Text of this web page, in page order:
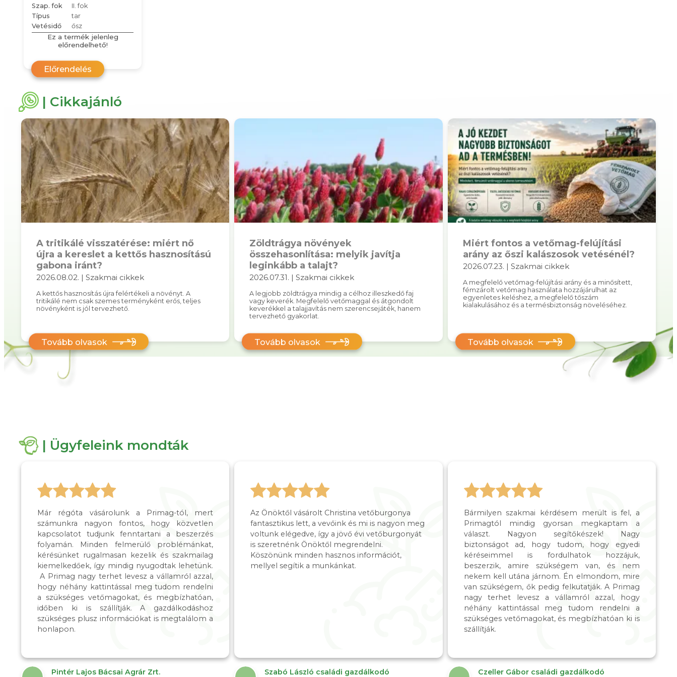
Szap. fok
II. fok
Típus
tar
Vetésidő
ősz
Ez a termék jelenleg
előrendelhető!
Előrendelés
| Cikkajánló
A tritikálé visszatérése: miért nő
újra a kereslet a kettős hasznosítású
gabona iránt?
2026.08.02. | Szakmai cikkek
A kettős hasznosítás újra felértékeli a növényt. A
tritikálé nem csak szemes terményként erős, teljes
növényként is jól tervezhető.
Tovább olvasok
Zöldtrágya növények
összehasonlítása: melyik javítja
leginkább a talajt?
2026.07.31. | Szakmai cikkek
A legjobb zöldtrágya mindig a célhoz illeszkedő faj
vagy keverék. Megfelelő vetőmaggal és átgondolt
keverékkel a talajjavítás nem szerencsejáték, hanem
tervezhető gyakorlat.
Tovább olvasok
Miért fontos a vetőmag-felújítási
arány az őszi kalászosok vetésénél?
2026.07.23. | Szakmai cikkek
A megfelelő vetőmag-felújítási arány és a minősített,
fémzárolt vetőmag használata hozzájárulhat az
egyenletes keléshez, a megfelelő tőszám
kialakulásához és a termésbiztonság növeléséhez.
Tovább olvasok
| Ügyfeleink mondták
Már régóta vásárolunk a Primag-tól, mert
számunkra nagyon fontos, hogy közvetlen
kapcsolatot tudjunk fenntartani a beszerzés
folyamán. Minden felmerülő problémánkat,
kérésünket rugalmasan kezelik és szakmailag
kiemelkedőek, így mindig nyugodtak lehetünk.
A Primag nagy terhet levesz a vállamról azzal,
hogy néhány kattintással meg tudom rendelni
a szükséges vetőmagokat, és megbízhatóan,
időben ki is szállítják. A gazdálkodáshoz
szükséges plusz információkat is megtalálom a
honlapon.
Pintér Lajos Bácsai Agrár Zrt.
Az Önöktől vásárolt Christina vetőburgonya
fantasztikus lett, a vevőink és mi is nagyon meg
voltunk elégedve, így a jövő évi vetőburgonyát
is szeretnénk Önöktől megrendelni.
Köszönünk minden hasznos információt,
mellyel segítik a munkánkat.
Szabó László családi gazdálkodó
Bármilyen szakmai kérdésem merült is fel, a
Primagtól mindig gyorsan megkaptam a
választ. Nagyon segítőkészek! Nagy
biztonságot ad, hogy tudom, hogy egyedi
kéréseimmel is fordulhatok hozzájuk,
beszerzik, amire szükségem van, és nem
nekem kell utána járnom. Én elmondom, mire
van szükségem, ők pedig felkutatják. A Primag
nagy terhet levesz a vállamról azzal, hogy
néhány kattintással meg tudom rendelni a
szükséges vetőmagokat, és megbízhatóan ki is
szállítják.
Czeller Gábor családi gazdálkodó